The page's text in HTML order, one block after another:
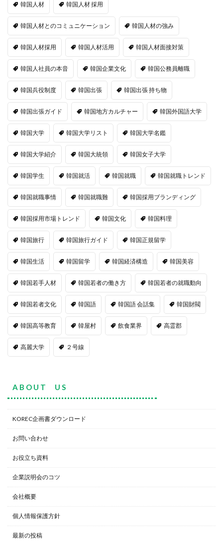
韓国人材 韓国人材 採用
韓国人材とのコミュニケーション 韓国人材の強み
韓国人材採用 韓国人材活用 韓国人材面接対策
韓国人社員の本音 韓国企業文化 韓国公務員離職
韓国兵役制度 韓国出張 韓国出張 持ち物
韓国出張ガイド 韓国地方カルチャー 韓国外国語大学
韓国大学 韓国大学リスト 韓国大学名鑑
韓国大学紹介 韓国大統領 韓国女子大学
韓国学生 韓国就活 韓国就職 韓国就職トレンド
韓国就職事情 韓国就職難 韓国採用ブランディング
韓国採用市場トレンド 韓国文化 韓国料理
韓国旅行 韓国旅行ガイド 韓国正規留学
韓国生活 韓国留学 韓国経済構造 韓国美容
韓国若手人材 韓国若者の働き方 韓国若者の就職動向
韓国若者文化 韓国語 韓国語 会話集 韓国財閥
韓国高等教育 韓屋村 飲食業界 高霊郡
高麗大学 ２号線
A B O U T U S
KOREC企画書ダウンロード
お問い合わせ
お役立ち資料
企業説明会のコツ
会社概要
個人情報保護方針
最新の投稿